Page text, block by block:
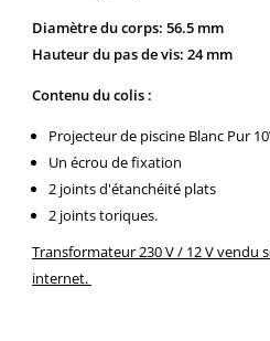
Diamètre du corps: 56.5 mm
Hauteur du pas de vis: 24 mm
Contenu du colis :
Projecteur de piscine Blanc Pur
Un écrou de fixation
2 joints d'étanchéité plats
2 joints toriques.
Transformateur 230 V / 12 V vendu
internet.